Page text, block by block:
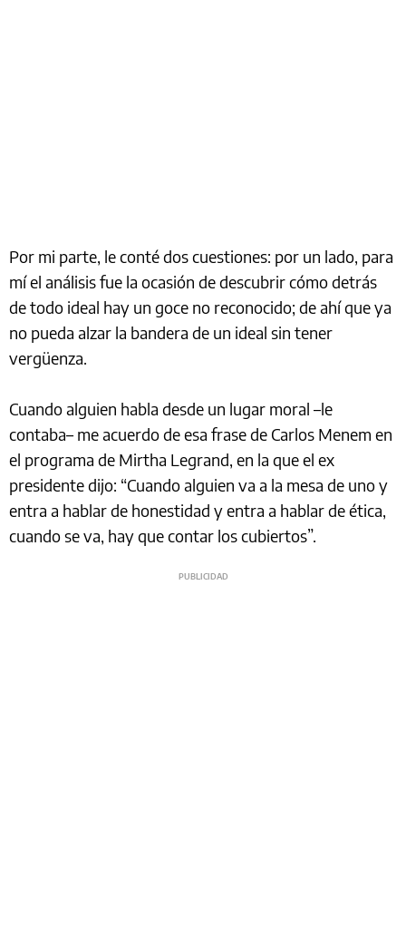
Por mi parte, le conté dos cuestiones: por un lado, para
mí el análisis fue la ocasión de descubrir cómo detrás
de todo ideal hay un goce no reconocido; de ahí que ya
no pueda alzar la bandera de un ideal sin tener
vergüenza.
Cuando alguien habla desde un lugar moral –le
contaba– me acuerdo de esa frase de Carlos Menem en
el programa de Mirtha Legrand, en la que el ex
presidente dijo: “Cuando alguien va a la mesa de uno y
entra a hablar de honestidad y entra a hablar de ética,
cuando se va, hay que contar los cubiertos”.